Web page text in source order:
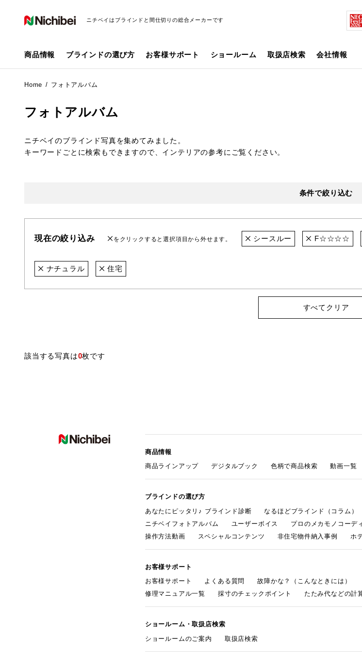
ニチベイはブラインドと間仕切りの総合メーカーです
商品情報 ブラインドの選び方 お客様サポート ショールーム 取扱店検索 会社情報
Home フォトアルバム
フォトアルバム
ニチベイのブラインド写真を集めてみました。
キーワードごとに検索もできますので、インテリアの参考にご覧ください。
条件で絞り込む
現在の絞り込み をクリックすると選択項目から外せます。 シースルー F☆☆☆☆
ナチュラル 住宅
すべてクリア
該当する写真は0枚です
商品情報
商品ラインアップ
デジタルブック 色柄で商品検索 動画一覧
ブラインドの選び方
あなたにピッタリ♪ ブラインド診断
なるほどブラインド（コラム）
ニチベイフォトアルバム
ユーザーボイス プロのメカモノコーデ
操作方法動画
スペシャルコンテンツ 非住宅物件納入事例 ホ
お客様サポート
お客様サポート
よくある質問 故障かな？（こんなときには）
修理マニュアル一覧
採寸のチェックポイント たたみ代などの計
ショールーム・取扱店検索
ショールームのご案内
取扱店検索